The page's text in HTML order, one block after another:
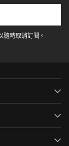
時取消訂閱。